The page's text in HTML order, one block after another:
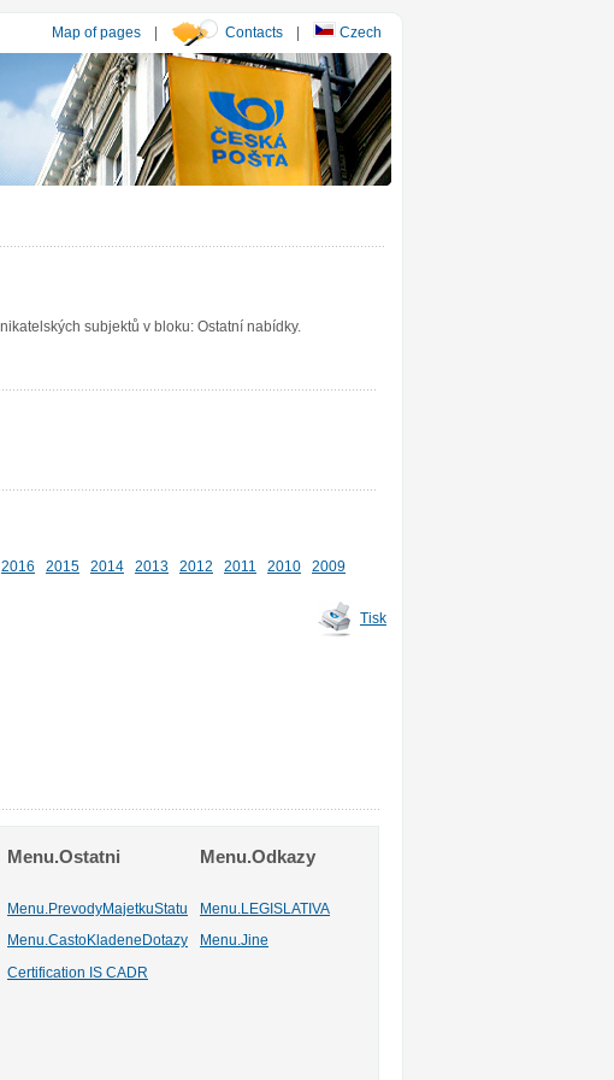
Map of pages | Contacts | Czech
subjektů v bloku: Ostatní nabídky.
2016 2015 2014 2013 2012 2011 2010
2009
Tisk
Menu.Ostatni Menu.Odkazy
Menu.PrevodyMajetkuStatu
Menu.LEGISLATIVA
Menu.CastoKladeneDotazy Menu.Jine
Certification IS CADR